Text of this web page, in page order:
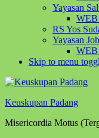
Yayasan
WEB
RS Yos
Yayasan
WEB
Skip to menu
Keuskupan Padang
Misericordia Motus